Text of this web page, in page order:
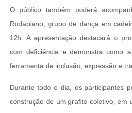
O público também poderá
Rodapiano, grupo de dança em
12h. A apresentação destacará o
com deficiência e demonstra como
ferramenta de inclusão, expressão e
Durante todo o dia, os participantes
construção de um grafite coletivo, em